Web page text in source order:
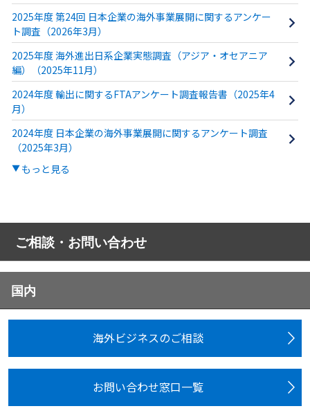
2025年度 第24回 日本企業の海外事業展開に関するアンケー
ト調査（2026年3月）
2025年度 海外進出日系企業実態調査（アジア・オセアニア
編）（2025年11月）
2024年度 輸出に関するFTAアンケート調査報告書（2025年4
月）
2024年度 日本企業の海外事業展開に関するアンケート調査
（2025年3月）
もっと見る
ご相談・お問い合わせ
国内
海外ビジネスのご相談
お問い合わせ窓口一覧